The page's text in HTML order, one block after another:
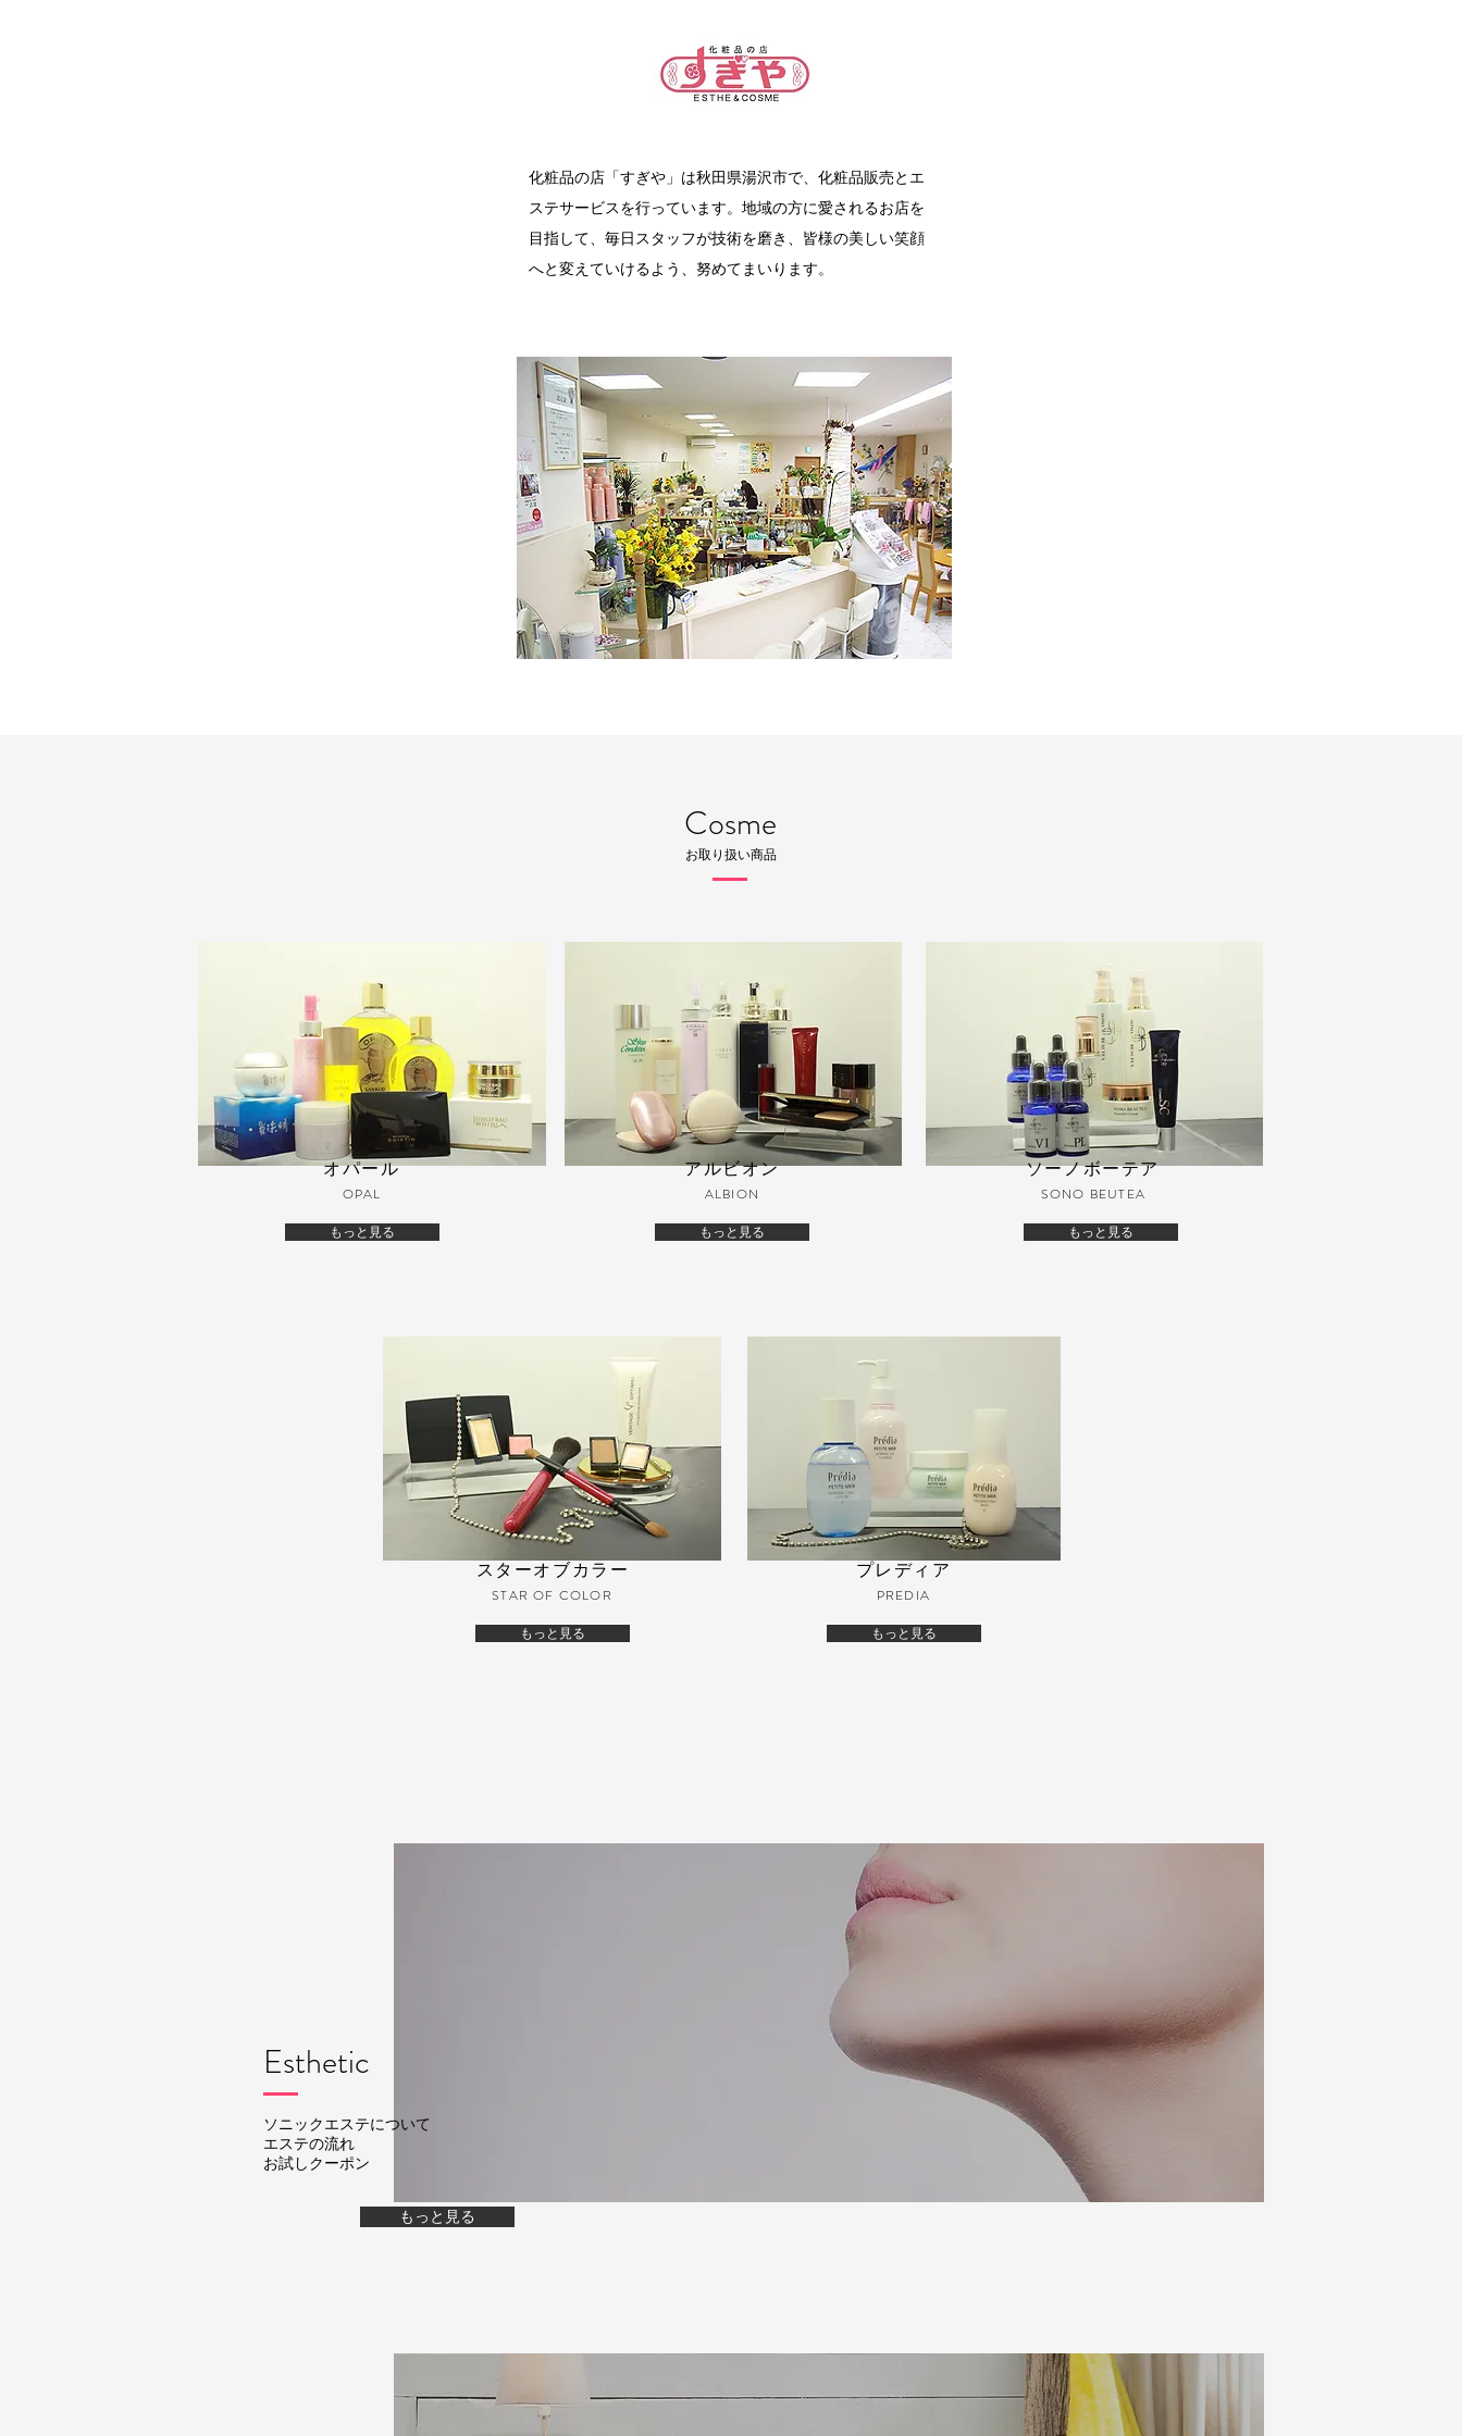
​化粧品の店「すぎや」は秋田県湯沢市で、化粧品販売とエ
ステサービスを行っています。地域の方に愛されるお店を
目指して、毎日スタッフが技術を磨き、皆様の美しい笑顔
へと変えていけるよう、努めてまいります。
Cosme
お取り扱い商品
オパール
OPAL
もっと見る
アルビオン
ALBION
もっと見る
ソーノボーテア
SONO BEUTEA
もっと見る
スターオブカラー
STAR OF COLOR
もっと見る
​プレディア
PREDIA
もっと見る
もっと見る
Esthetic
ソニックエステについて
エステの流れ
お試しクーポン